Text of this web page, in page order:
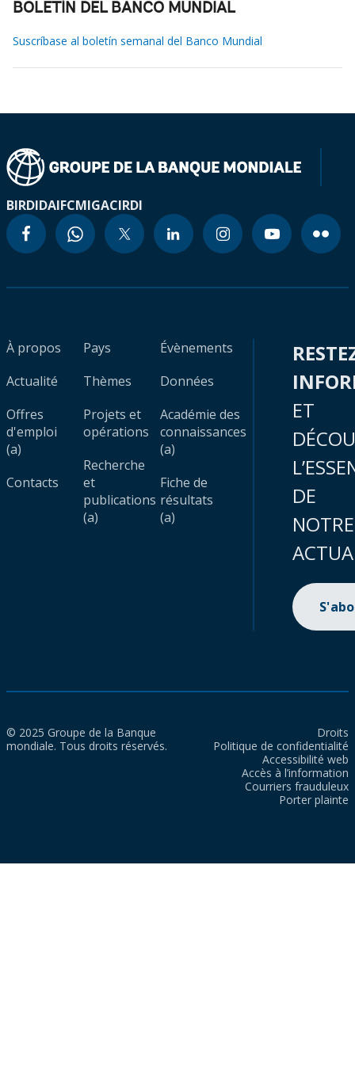
BOLETÍN DEL BANCO MUNDIAL
Suscríbase al boletín semanal del Banco Mundial
BIRDIDAIFCMIGACIRDI
À propos
Actualité
Offres
d'emploi
(a)
Contacts
Pays
Thèmes
Projets et
opérations
Recherche
et
publications
(a)
Évènements
Données
Académie des
connaissances
(a)
Fiche de
résultats
(a)
ET
DE
NOTRE
© 2025 Groupe de la Banque
mondiale. Tous droits réservés.
Droits
Politique de confidentialité
Accessibilité web
Accès à l’information
Courriers frauduleux
Porter plainte